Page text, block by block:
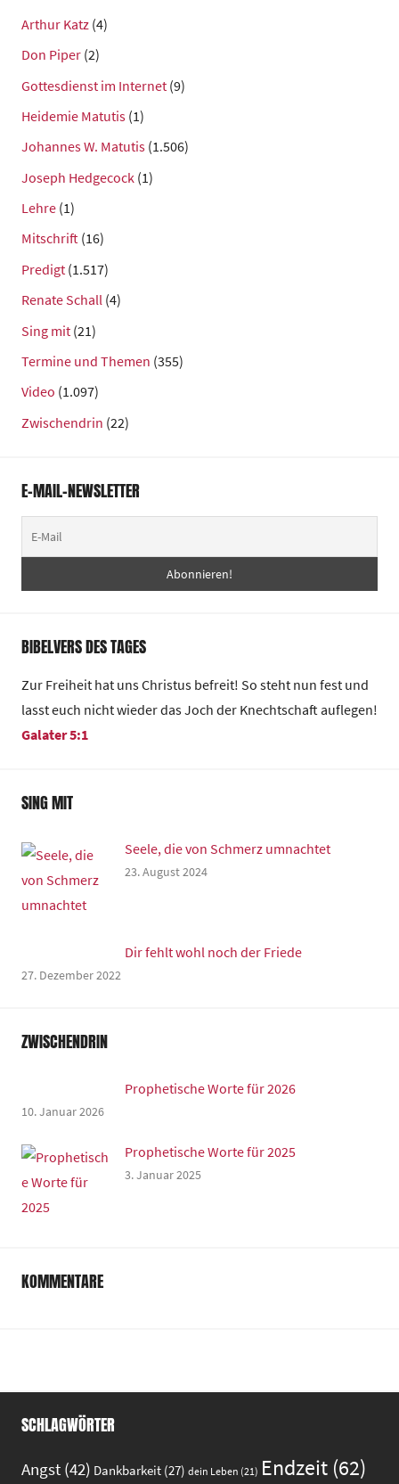
Arthur Katz (4)
Don Piper (2)
Gottesdienst im Internet (9)
Heidemie Matutis (1)
Johannes W. Matutis (1.506)
Joseph Hedgecock (1)
Lehre (1)
Mitschrift (16)
Predigt (1.517)
Renate Schall (4)
Sing mit (21)
Termine und Themen (355)
Video (1.097)
Zwischendrin (22)
E-MAIL-NEWSLETTER
BIBELVERS DES TAGES
Zur Freiheit hat uns Christus befreit! So steht nun fest und
lasst euch nicht wieder das Joch der Knechtschaft auflegen!
Galater 5:1
SING MIT
Seele, die von Schmerz umnachtet
23. August 2024
Dir fehlt wohl noch der Friede
27. Dezember 2022
ZWISCHENDRIN
Prophetische Worte für 2026
10. Januar 2026
Prophetische Worte für 2025
3. Januar 2025
KOMMENTARE
SCHLAGWÖRTER
Angst (42) Dankbarkeit (27) dein Leben (21) Endzeit (62)